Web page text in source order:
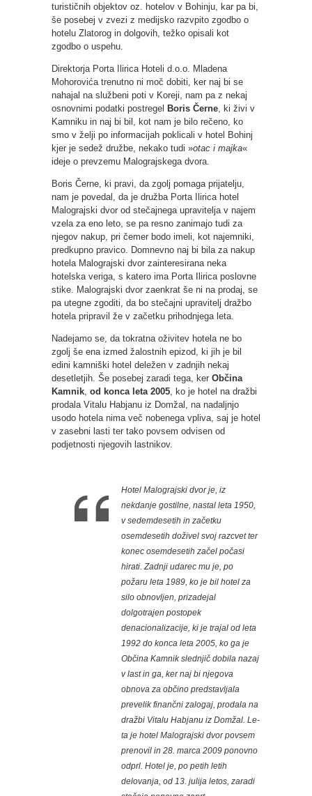
turističnih objektov oz. hotelov v Bohinju, kar pa bi,
še posebej v zvezi z medijsko razvpito zgodbo o
hotelu Zlatorog in dolgovih, težko opisali kot
zgodbo o uspehu.
Direktorja Porta Ilirica Hoteli d.o.o. Mladena
Mohorovića trenutno ni moč dobiti, ker naj bi se
nahajal na službeni poti v Koreji, nam pa z nekaj
osnovnimi podatki postregel Boris Černe , ki živi v
Kamniku in naj bi bil, kot nam je bilo rečeno, ko
smo v želji po informacijah poklicali v hotel Bohinj
kjer je sedež družbe, nekako tudi »otac i majka«
ideje o prevzemu Malograjskega dvora.
Boris Černe, ki pravi, da zgolj pomaga prijatelju,
nam je povedal, da je družba Porta Ilirica hotel
Malograjski dvor od stečajnega upravitelja v najem
vzela za eno leto, se pa resno zanimajo tudi za
njegov nakup, pri čemer bodo imeli, kot najemniki,
predkupno pravico. Domnevno naj bi bila za nakup
hotela Malograjski dvor zainteresirana neka
hotelska veriga, s katero ima Porta Ilirica poslovne
stike. Malograjski dvor zaenkrat še ni na prodaj, se
pa utegne zgoditi, da bo stečajni upravitelj dražbo
hotela pripravil že v začetku prihodnjega leta.
Nadejamo se, da tokratna oživitev hotela ne bo
zgolj še ena izmed žalostnih epizod, ki jih je bil
edini kamniški hotel deležen v zadnjih nekaj
desetletjih. Še posebej zaradi tega, ker Občina
Kamnik od konca leta 2005 , ko je hotel na dražbi
prodala Vitalu Habjanu iz Domžal, na nadaljnjo
usodo hotela nima več nobenega vpliva, saj je hotel
v zasebni lasti ter tako povsem odvisen od
podjetnosti njegovih lastnikov.
Hotel Malograjski dvor je, iz
nekdanje gostilne, nastal leta 1950,
v sedemdesetih in začetku
osemdesetih doživel svoj razcvet ter
konec osemdesetih začel počasi
hirati. Zadnji udarec mu je, po
požaru leta 1989, ko je bil hotel za
silo obnovljen, prizadejal
dolgotrajen postopek
denacionalizacije, ki je trajal od leta
1992 do konca leta 2005, ko ga je
Občina Kamnik slednjič dobila nazaj
v last in ga, ker naj bi njegova
obnova za občino predstavljala
prevelik finančni zalogaj, prodala na
dražbi Vitalu Habjanu iz Domžal. Le-
ta je hotel Malograjski dvor povsem
prenovil in 28. marca 2009 ponovno
odprl. Hotel je, po petih letih
delovanja, od 13. julija letos, zaradi